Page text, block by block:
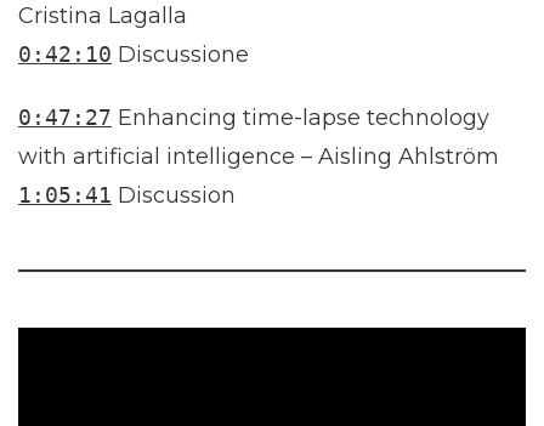
Cristina Lagalla
0:42:10 Discussione
0:47:27 Enhancing time-lapse technology
with artificial intelligence – Aisling Ahlström
1:05:41 Discussion